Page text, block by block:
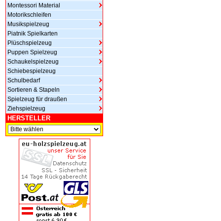
Montessori Material
Motorikschleifen
Musikspielzeug
Piatnik Spielkarten
Plüschspielzeug
Puppen Spielzeug
Schaukelspielzeug
Schiebespielzeug
Schulbedarf
Sortieren & Stapeln
Spielzeug für draußen
Ziehspielzeug
HERSTELLER